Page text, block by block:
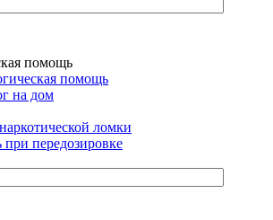
помощь
помощь
на дом
ломки
передозировке